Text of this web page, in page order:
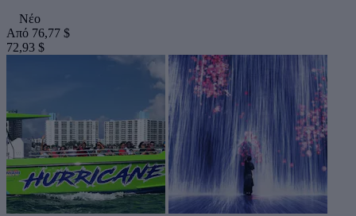
Νέο
Από 76,77 $
72,93 $